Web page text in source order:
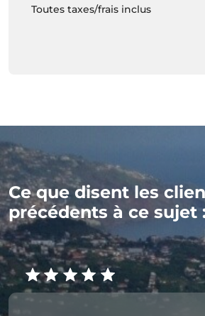
Toutes taxes/frais inclus
Ce que disent les
précédents à ce sujet